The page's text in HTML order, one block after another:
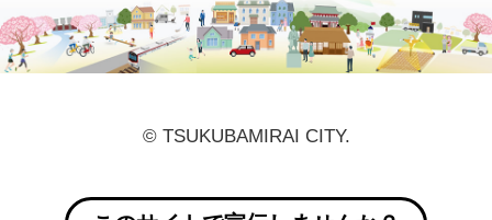
© TSUKUBAMIRAI CITY.